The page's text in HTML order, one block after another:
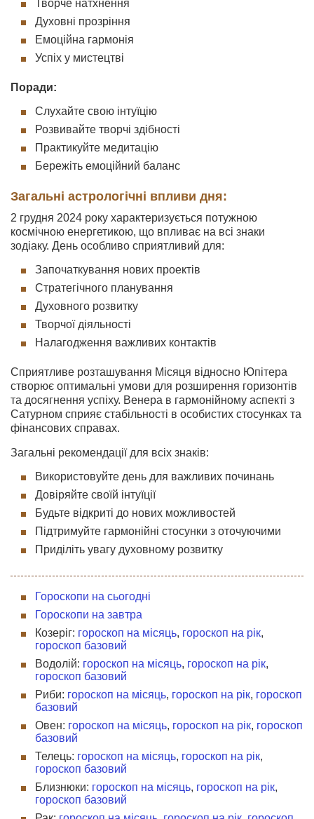
Творче натхнення
Духовні прозріння
Емоційна гармонія
Успіх у мистецтві
Поради:
Слухайте свою інтуїцію
Розвивайте творчі здібності
Практикуйте медитацію
Бережіть емоційний баланс
Загальні астрологічні впливи дня:
2 грудня 2024 року характеризується потужною
космічною енергетикою, що впливає на всі знаки
зодіаку. День особливо сприятливий для:
Започаткування нових проектів
Стратегічного планування
Духовного розвитку
Творчої діяльності
Налагодження важливих контактів
Сприятливе розташування Місяця відносно Юпітера
створює оптимальні умови для розширення горизонтів
та досягнення успіху. Венера в гармонійному аспекті з
Сатурном сприяє стабільності в особистих стосунках та
фінансових справах.
Загальні рекомендації для всіх знаків:
Використовуйте день для важливих починань
Довіряйте своїй інтуїції
Будьте відкриті до нових можливостей
Підтримуйте гармонійні стосунки з оточуючими
Приділіть увагу духовному розвитку
Гороскопи на сьогодні
Гороскопи на завтра
Козеріг: гороскоп на місяць, гороскоп на рік,
гороскоп базовий
Водолій: гороскоп на місяць, гороскоп на рік,
гороскоп базовий
Риби: гороскоп на місяць, гороскоп на рік, гороскоп
базовий
Овен: гороскоп на місяць, гороскоп на рік, гороскоп
базовий
Телець: гороскоп на місяць, гороскоп на рік,
гороскоп базовий
Близнюки: гороскоп на місяць, гороскоп на рік,
гороскоп базовий